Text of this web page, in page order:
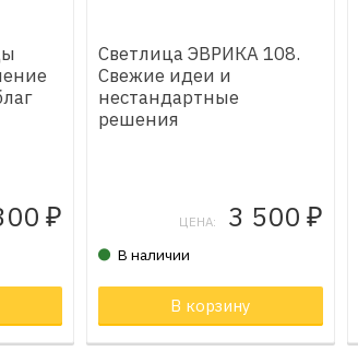
₽
Товар в корзине
Светлица ЭВРИКА 108.
Свежие идеи и
нестандартные
решения
ЦЕНА: 3 500 ₽
В наличии
В корзину